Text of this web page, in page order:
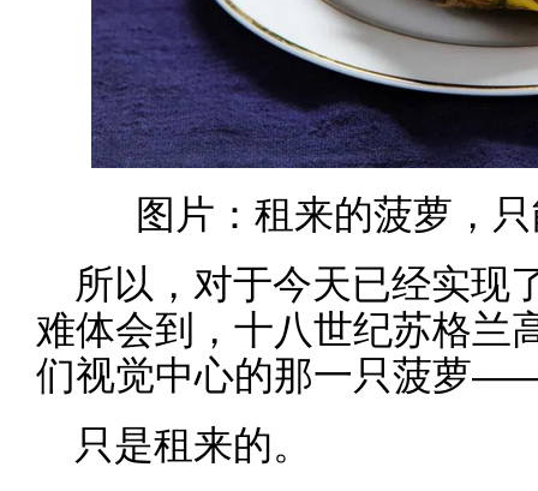
图片：租来的菠萝，
所以，对于今天已经实现
难体会到，十八世纪苏格兰
们视觉中心的那一只菠萝
只是租来的。